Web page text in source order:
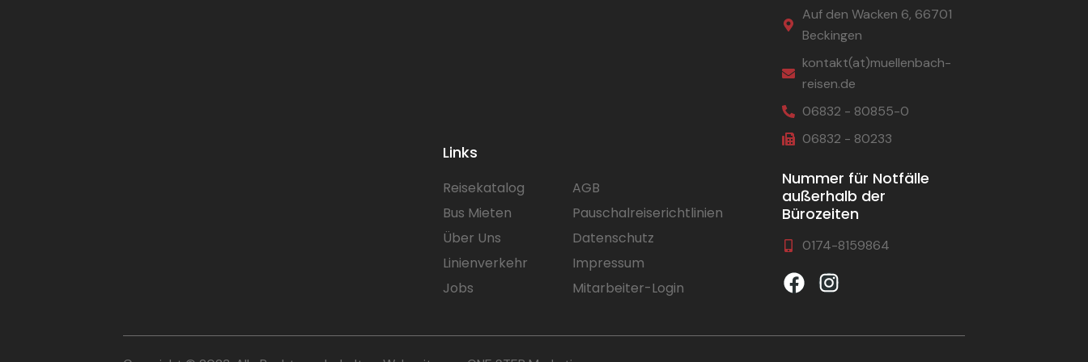
Links
Reisekatalog
Bus Mieten
Über Uns
Linienverkehr
Jobs
AGB
Pauschalreiserichtlinien
Datenschutz
Impressum
Mitarbeiter-Login
Auf den Wacken 6, 66701
Beckingen
kontakt(at)muellenbach-
reisen.de
06832 - 80855-0
06832 - 80233
Nummer für Notfälle
außerhalb der
Bürozeiten
0174-8159864